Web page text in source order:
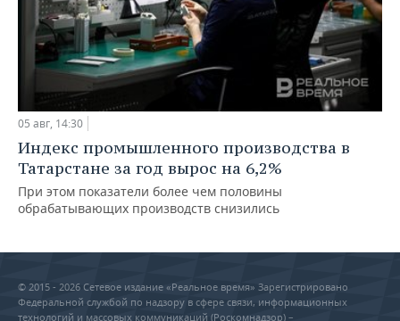
05 авг, 14:30
Индекс промышленного производства в
Татарстане за год вырос на 6,2%
При этом показатели более чем половины
обрабатывающих производств снизились
© 2015 - 2026 Сетевое издание «Реальное время» Зарегистрировано
Федеральной службой по надзору в сфере связи, информационных
технологий и массовых коммуникаций (Роскомнадзор) –